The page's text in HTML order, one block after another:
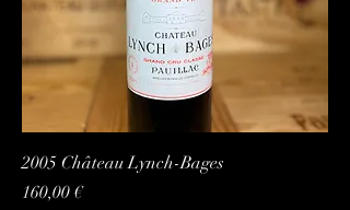
2005 Château Lynch-Bages
Preço
160,00 €